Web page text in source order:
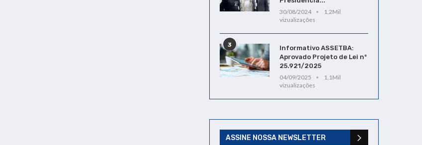
30/08/2024
1,2Mil
vizualizações
3
Informativo ASSETBA:
Aprovado Projeto de Lei nº
25.921/2025
04/09/2025
1,1Mil
vizualizações
ASSINE NOSSA NEWSLETTER